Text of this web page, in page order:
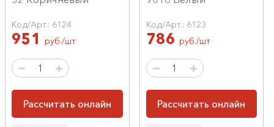
Код/Арт.: 6124
951 руб./шт
Рассчитать онлайн
Код/Арт.: 6123
786 руб./шт
Рассчитать онлайн